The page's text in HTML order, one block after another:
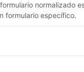
normalizado
formulario específico.